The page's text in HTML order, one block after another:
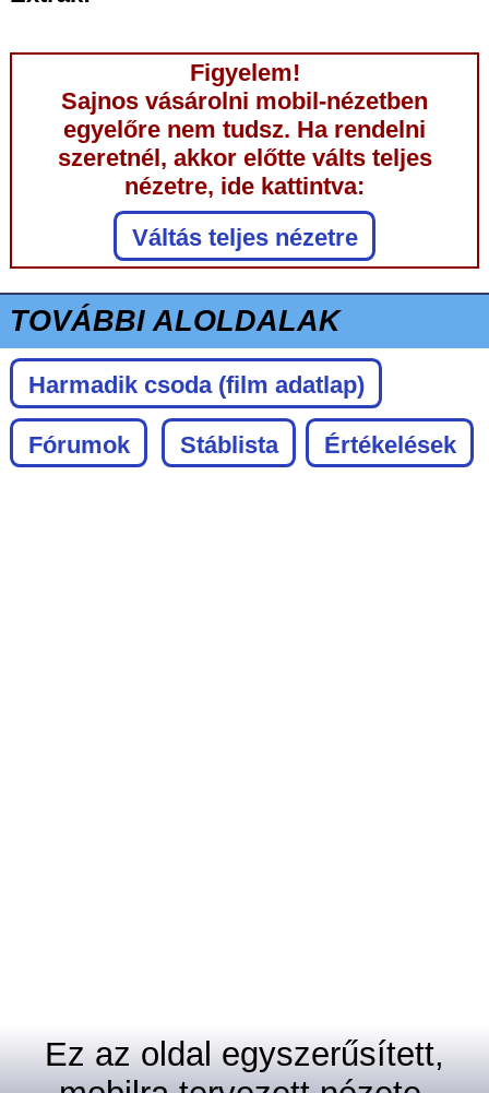
Figyelem!
Sajnos vásárolni mobil-nézetben
egyelőre nem tudsz. Ha rendelni
szeretnél, akkor előtte válts teljes
nézetre, ide kattintva:
Váltás teljes nézetre
TOVÁBBI ALOLDALAK
Harmadik csoda (film adatlap)
Fórumok Stáblista Értékelések
Ez az oldal egyszerűsített,